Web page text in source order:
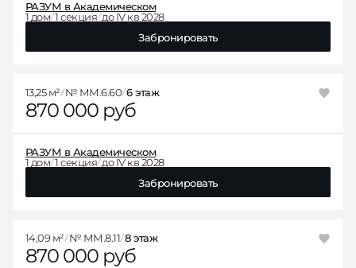
РАЗУМ в Академическом
1 дом 1 секция до IV кв 2028
Забронировать
870 000 руб
13,25 м² № ММ.6.60 6 этаж
РАЗУМ в Академическом
1 дом 1 секция до IV кв 2028
Забронировать
870 000 руб
14,09 м² № ММ.8.11 8 этаж